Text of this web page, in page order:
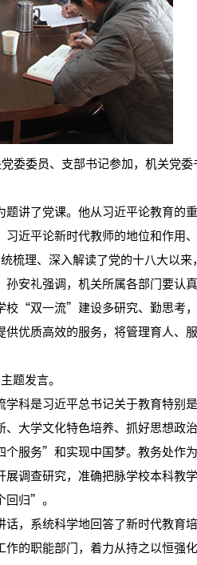
委员、支部书记参加，机关党委
讲了党课。他从习近平论教育的
近平论新时代教师的地位和作用
梳理、深入解读了党的十八大以来
安礼强调，机关所属各部门要认
校“双一流”建设多研究、勤思考
优质高效的服务，将管理育人、
题发言。
科是习近平总书记关于教育特别
大学文化特色培养、抓好思想政
个服务”和实现中国梦。教务处作
调查研究，准确把脉学校本科教
回归”。
，系统科学地回答了新时代教育
的职能部门，着力从持之以恒强